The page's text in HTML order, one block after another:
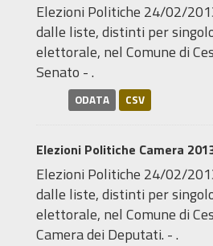
Elezioni Politiche 24/02/
dalle liste, distinti per
elettorale, nel Comune di
Senato - .
ODATA CSV
Elezioni Politiche Camera
Elezioni Politiche 24/02/
dalle liste, distinti per
elettorale, nel Comune di
Camera dei Deputati. - .